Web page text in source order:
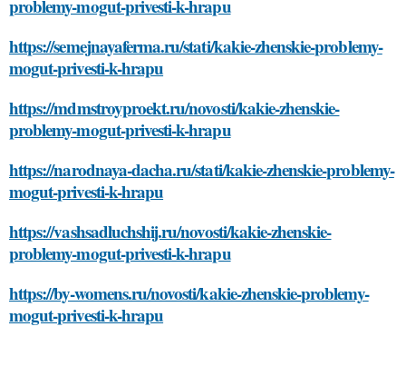
problemy-mogut-privesti-k-hrapu
https://semejnayaferma.ru/stati/kakie-zhenskie-problemy-
mogut-privesti-k-hrapu
https://mdmstroyproekt.ru/novosti/kakie-zhenskie-
problemy-mogut-privesti-k-hrapu
https://narodnaya-dacha.ru/stati/kakie-zhenskie-problemy-
mogut-privesti-k-hrapu
https://vashsadluchshij.ru/novosti/kakie-zhenskie-
problemy-mogut-privesti-k-hrapu
https://by-womens.ru/novosti/kakie-zhenskie-problemy-
mogut-privesti-k-hrapu